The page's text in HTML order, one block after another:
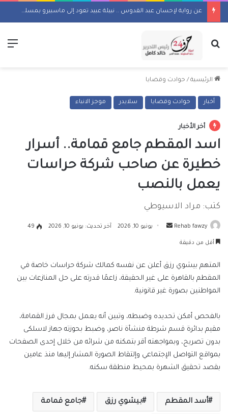
عن رواية لإحسان عبد القدوس .. نبيلة عبيد تعود إلى ماسبيرو بمسلسل إذاعي
بحث عن
الرئيسية / حوادث وقضايا
أخبار حوادث وقضايا سلايدر موجز الانباء
أخر الأخبار
اسد المقطم جامع قمامة.. أسرار
خطيرة عن صاحب شركة حراسات
يعمل بالنصب
كتب: مراد الاسيوطي
Rehab fawzy
أرسل يونيو 10, 2026 آخر تحديث: يونيو 10, 2026 49
أقل من دقيقة
المتهم بيشوي رزق أعلن عن نفسه كمالك شركة حراسات خاصة في
المقطم بالقاهرة على غير الحقيقة، زاعمًا قدرته على حل المنازعات بين
المواطنين بصورة غير قانونية.
بالفحص أمكن تحديده وضبطه، وتبين أنه يعمل بمجال فرز القمامة،
مقيم بدائرة قسم شرطة منشأة ناصر، وضبط بحوزته جهاز لاسلكى
بدون تصريح، وبمواجهته أقر بتمكنه من شرائه من خلال إحدى الصفحات
بمواقع التواصل الإجتماعي وإلتقاط الصورة المشار إليها منذ عامين
بقصد تحقيق الشهرة بمحيط منطقة سكنه.
أسد المقطم بيشوي رزق جامع قمامة